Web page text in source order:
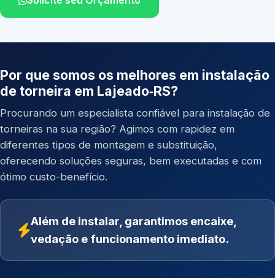
Por que somos os melhores em instalação
de torneira em Lajeado‑RS?
Procurando um especialista confiável para instalação de
torneiras na sua região? Agimos com rapidez em
diferentes tipos de montagem e substituição,
oferecendo soluções seguras, bem executadas e com
ótimo custo-benefício.
Além de instalar, garantimos encaixe,
vedação e funcionamento imediato.